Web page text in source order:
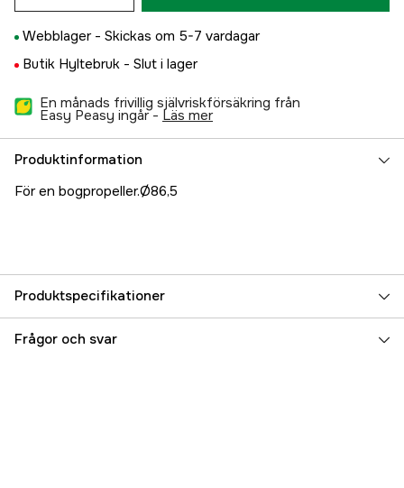
Webblager - Skickas om 5-7 vardagar
Butik Hyltebruk - Slut i lager
En månads frivillig självriskförsäkring från
Easy Peasy ingår - läs mer
Produktinformation
För en bogpropeller.Ø86,5
Produktspecifikationer
Referensnummer 5000023522
Frågor och svar